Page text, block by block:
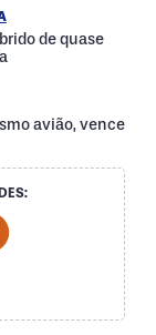
de quase
avião, vence
MediaMedia
Social Media
Tiktok Social